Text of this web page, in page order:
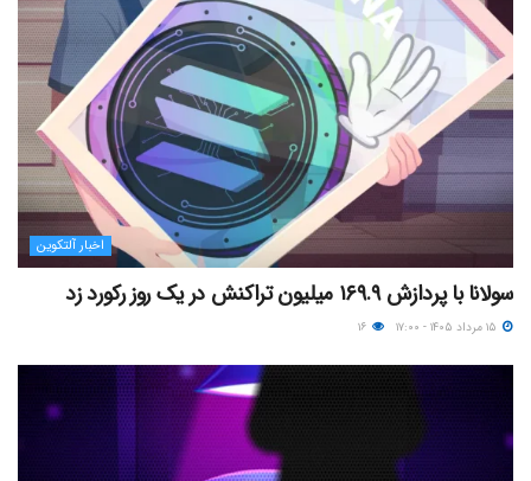
اخبار آلتکوین
سولانا با پردازش ۱۶۹.۹ میلیون تراکنش در یک روز رکورد زد